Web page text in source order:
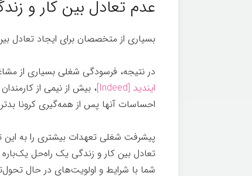
عدم تعادل بین کار و
بسیاری از متخصصان برای ایجاد
در نتیجه، فرسودگی شغلی بسیاری از
ایندید [Indeed]
، بیش از نیمی از
احساسات آنها پس از همه‌گیری کرونا
پیشرفت شغلی تعهدات بیشتری را به
تعادل بین کار و زندگی یک راه‌حل
شما با شرایط و اولویت‌های در حال